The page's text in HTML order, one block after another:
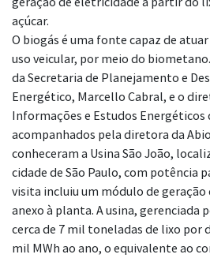
açúcar.
O biogás é uma fonte capaz de
uso veicular, por meio do
da Secretaria de Planejamento e
Energético, Marcello Cabral, e o
Informações e Estudos Energéticos
acompanhados pela diretora da
conheceram a Usina São João,
cidade de São Paulo, com potência
visita incluiu um módulo de geração
anexo à planta. A usina, gerenciada
cerca de 7 mil toneladas de lixo por
mil MWh ao ano, o equivalente ao